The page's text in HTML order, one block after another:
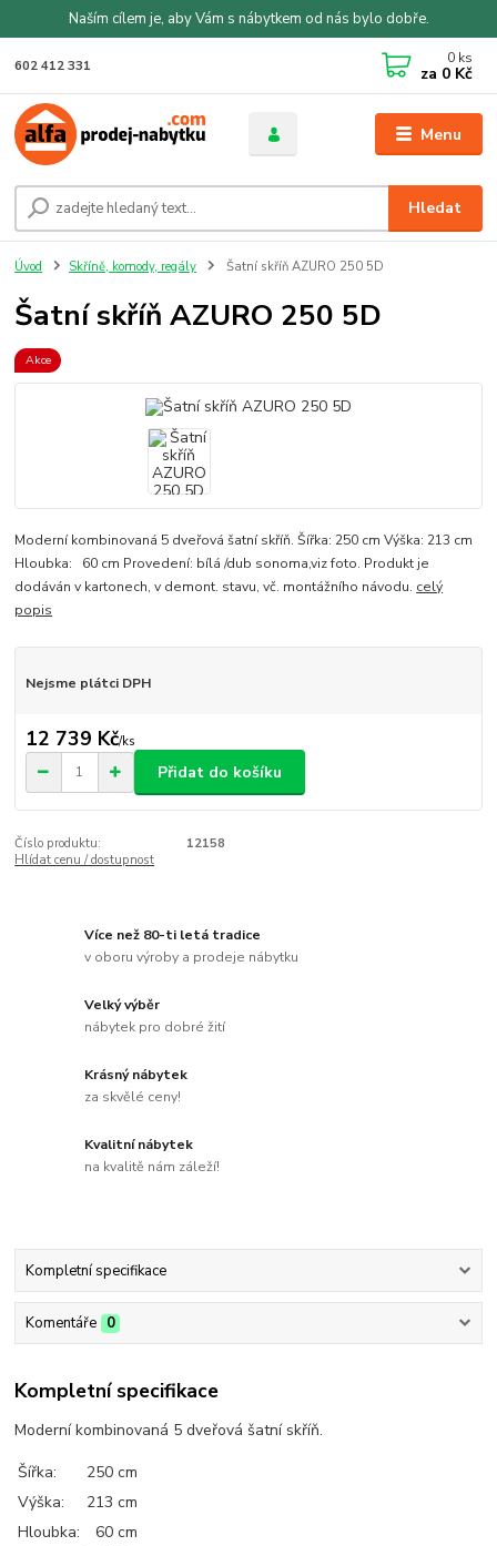
Naším cílem je, aby Vám s nábytkem od nás bylo dobře.
Menu
Hledat
602 412 331 0 ks
za 0 Kč
Úvod Skříně, komody, regály Šatní skříň AZURO 250 5D
Šatní skříň AZURO 250 5D
Akce
Moderní kombinovaná 5 dveřová šatní skříň. Šířka: 250 cm Výška: 213 cm
Hloubka: 60 cm Provedení: bílá /dub sonoma,viz foto. Produkt je
dodáván v kartonech, v demont. stavu, vč. montážního návodu. celý
popis
Nejsme plátci DPH
12 739 Kč/ks
Přidat do košíku
Číslo produktu:
12158
Hlídat cenu / dostupnost
Více než 80-ti letá tradice
v oboru výroby a prodeje nábytku
Velký výběr
nábytek pro dobré žití
Krásný nábytek
za skvělé ceny!
Kvalitní nábytek
na kvalitě nám záleží!
Kompletní specifikace
Komentáře 0
Kompletní specifikace
Moderní kombinovaná 5 dveřová šatní skříň.
Šířka:
250 cm
Výška:
213 cm
Hloubka:
60 cm